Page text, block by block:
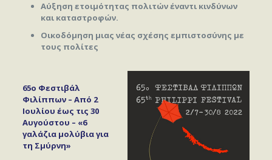
Αύξηση ετοιμότητας πολιτών έναντι κινδύνων
και καταστροφών.
Οικοδόμηση μιας νέας σχέσης εμπιστοσύνης με
τους πολίτες
65ο Φεστιβάλ
Φιλίππων – Από 2
Ιουλίου έως τις 30
Αυγούστου – «6
γαλάζια μολύβια για
τη Σμύρνη»